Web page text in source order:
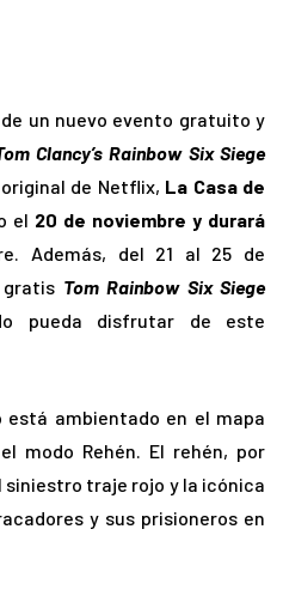
un nuevo evento gratuito y
Clancy’s Rainbow Six Siege
de Netflix, La Casa de
el 20 de noviembre y durará
Además, del 21 al 25 de
gratis Tom Rainbow Six Siege
pueda disfrutar de este
está ambientado en el mapa
modo Rehén. El rehén, por
traje rojo y la icónica
y sus prisioneros en